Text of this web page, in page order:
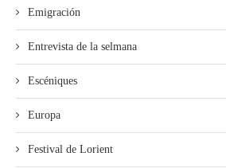
Emigración
Entrevista de la selmana
Escéniques
Europa
Festival de Lorient